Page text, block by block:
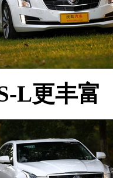
L更丰富